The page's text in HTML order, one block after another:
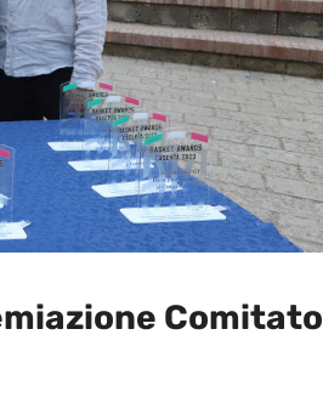
Comitato